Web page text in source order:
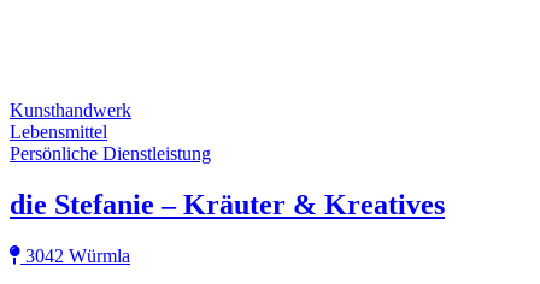
Kunsthandwerk
Lebensmittel
Persönliche Dienstleistung
die Stefanie – Kräuter & Kreatives
3042 Würmla